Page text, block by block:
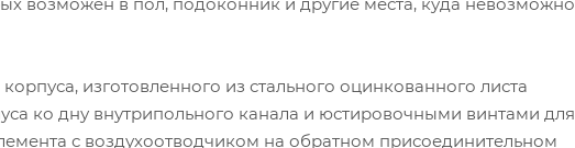
изготовленного из стального оцинкованного листа
ко дну внутрипольного канала и юстировочными винтами для
с воздухоотводчиком на обратном присоединительном